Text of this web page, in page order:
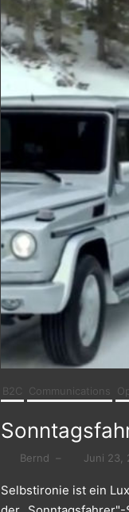
B2C Communications
Bernd – Juni 23,
Selbstironie ist ein